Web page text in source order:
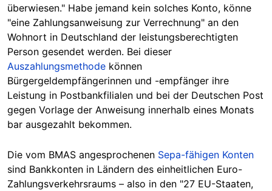
überwiesen." Habe jemand kein solches Konto, könne
"eine Zahlungsanweisung zur Verrechnung" an den
Wohnort in Deutschland der leistungsberechtigten
Person gesendet werden. Bei dieser
Auszahlungsmethode können
Bürgergeldempfängerinnen und -empfänger ihre
Leistung in Postbankfilialen und bei der Deutschen Post
gegen Vorlage der Anweisung innerhalb eines Monats
bar ausgezahlt bekommen.
Die vom BMAS angesprochenen Sepa-fähigen Konten
sind Bankkonten in Ländern des einheitlichen Euro-
Zahlungsverkehrsraums – also in den "27 EU-Staaten,